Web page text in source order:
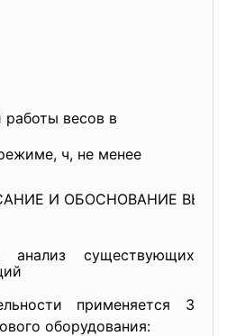
весов в
режиме, ч, не
И ОБОСНОВАНИЕ
существующих
применяется 3
оборудования: